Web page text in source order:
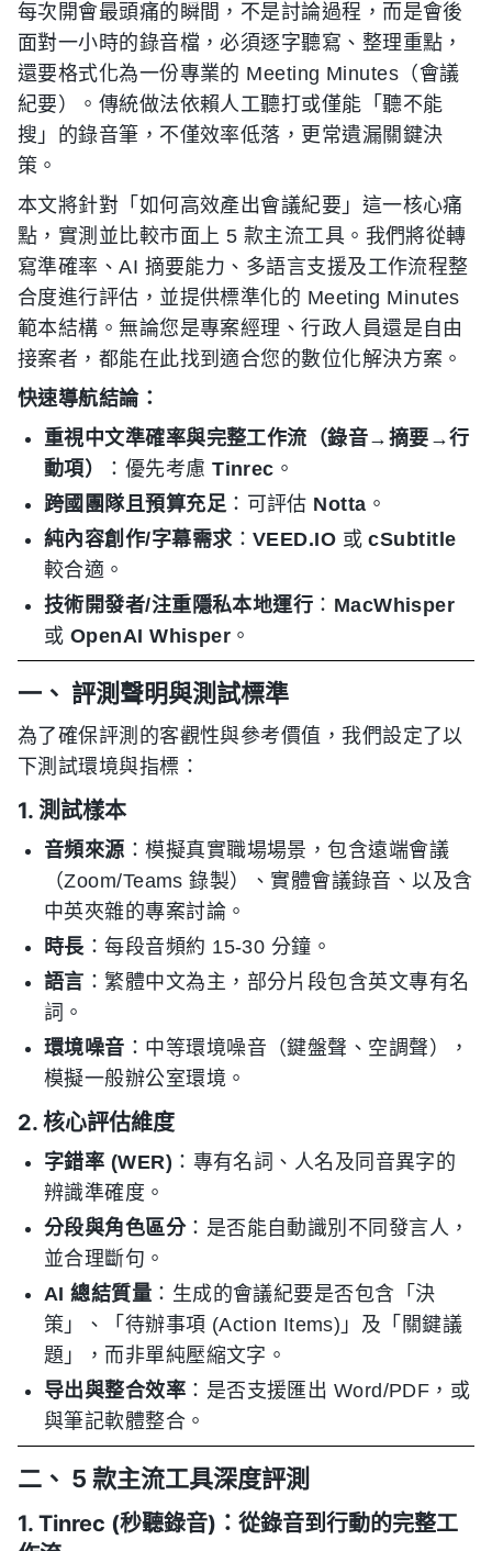
每次開會最頭痛的瞬間，不是討論過程，而是會後
面對一小時的錄音檔，必須逐字聽寫、整理重點，
還要格式化為一份專業的 Meeting Minutes（會議
紀要）。傳統做法依賴人工聽打或僅能「聽不能
搜」的錄音筆，不僅效率低落，更常遺漏關鍵決
策。
本文將針對「如何高效產出會議紀要」這一核心痛
點，實測並比較市面上 5 款主流工具。我們將從轉
寫準確率、AI 摘要能力、多語言支援及工作流程整
合度進行評估，並提供標準化的 Meeting Minutes
範本結構。無論您是專案經理、行政人員還是自由
接案者，都能在此找到適合您的數位化解決方案。
快速導航結論：
重視中文準確率與完整工作流（錄音→摘要→行
動項）
：優先考慮Tinrec 。
跨國團隊且預算充足：可評估 Notta 。
純內容創作/字幕需求： VEED.IO 或cSubtitle
較合適。
技術開發者/注重隱私本地運行 ： MacWhisper
或 OpenAI Whisper 。
一、 評測聲明與測試標準
為了確保評測的客觀性與參考價值，我們設定了以
下測試環境與指標：
1. 測試樣本
音頻來源 ：模擬真實職場場景，包含遠端會議
（Zoom/Teams 錄製）、實體會議錄音、以及含
中英夾雜的專案討論。
時長：每段音頻約 15-30 分鐘。
語言 ：繁體中文為主，部分片段包含英文專有名
詞。
環境噪音 ：中等環境噪音（鍵盤聲、空調聲），
模擬一般辦公室環境。
2. 核心評估維度
字錯率 (WER) ：專有名詞、人名及同音異字的
辨識準確度。
分段與角色區分：是否能自動識別不同發言人，
並合理斷句。
AI 總結質量 ：生成的會議紀要是否包含「決
策」、「待辦事項 (Action Items)」及「關鍵議
題」，而非單純壓縮文字。
导出與整合效率 ：是否支援匯出 Word/PDF，或
與筆記軟體整合。
二、 5 款主流工具深度評測
1. Tinrec (秒聽錄音)：從錄音到行動的完整工